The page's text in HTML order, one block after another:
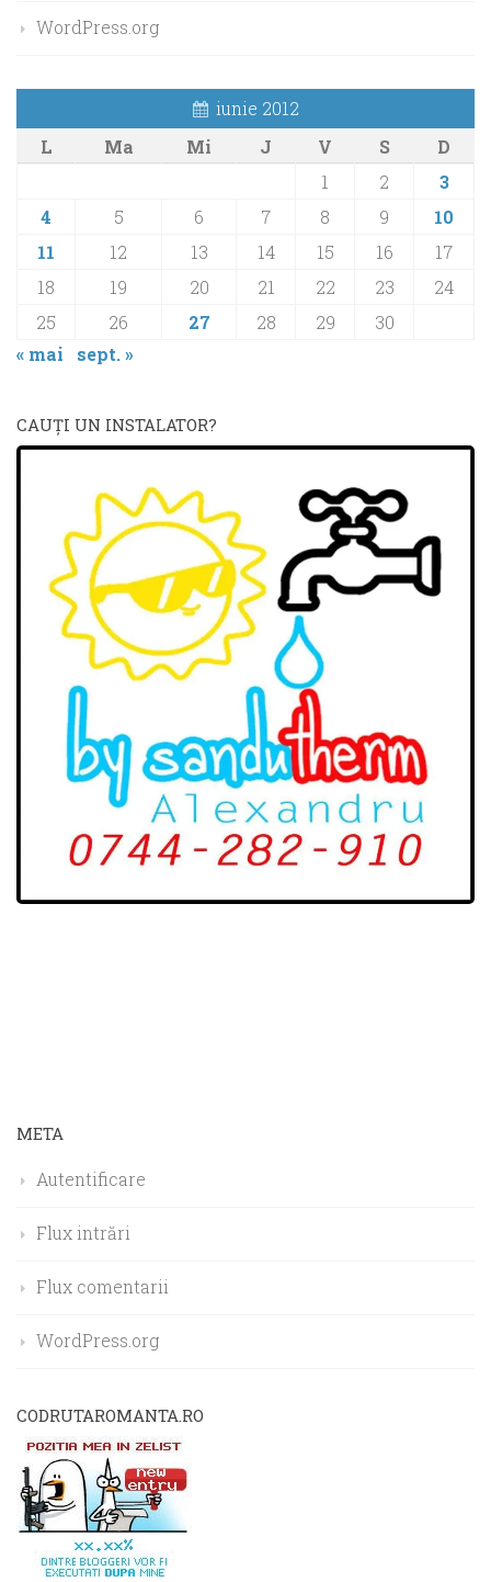
WordPress.org
iunie 2012
L
Ma Mi J V S
D
1
2
3
4
5 6 7 8 9
10
11
12 13 14 15 16
17
18
19 20 21 22 23
24
25
26 27 28 29
30
« mai
sept. »
CAUŢI UN INSTALATOR?
META
Autentificare
Flux intrări
Flux comentarii
WordPress.org
CODRUTAROMANTA.RO